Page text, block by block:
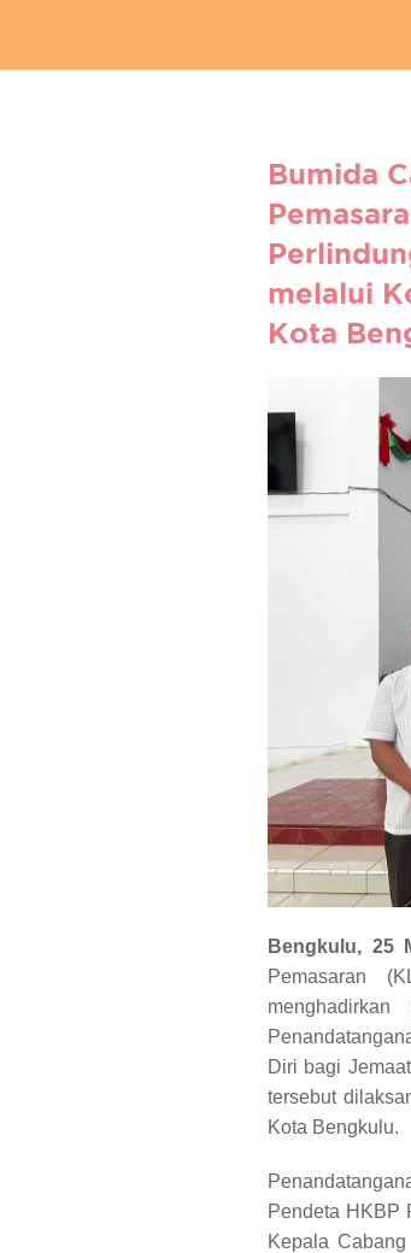
Bumida
melalui
Kota
Bengkulu, 25
Pemasaran
Diri bagi
tersebut
Kota Bengkulu.
Pendeta HKBP
Kepala